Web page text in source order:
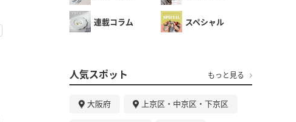
連載コラム スペシャル
人気スポット もっと見る
大阪府 上京区・中京区・下京区